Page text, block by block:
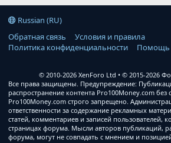
Russian (RU)
Обратная связь
Условия и правила
Политика конфиденциальности
Помощь
© 2010-2026 XenForo Ltd
© 2015-2026
Все права защищены. Предупреждение:
распространение контента Pro100Money.com без
Pro100Money.com строго запрещено.
ответственности за содержание рекламных
статей, комментариев и записей пользователей,
страницах форума. Мысли авторов публикаций,
форума, могут не совпадать с мнением и